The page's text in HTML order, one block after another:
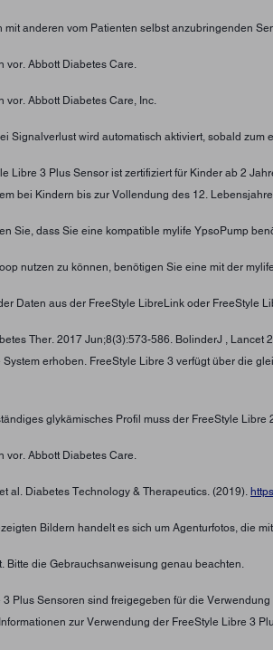
mit anderen vom Patienten selbst anzubringenden
vor. Abbott Diabetes Care.
vor. Abbott Diabetes Care, Inc.
Signalverlust wird automatisch aktiviert, sobald
Libre 3 Plus Sensor ist zertifiziert für Kinder ab 2
bei Kindern bis zur Vollendung des 12.
Sie, dass Sie eine kompatible mylife YpsoPump
nutzen zu können, benötigen Sie eine mit der
Daten aus der FreeStyle LibreLink oder FreeStyle
Ther. 2017 Jun;8(3):573-586. BolinderJ ,
System erhoben. FreeStyle Libre 3 verfügt über die
glykämisches Profil muss der FreeStyle
vor. Abbott Diabetes Care.
al. Diabetes Technology & Therapeutics. (2019).
Bildern handelt es sich um Agenturfotos, die
Bitte die Gebrauchsanweisung genau beachten.
3 Plus Sensoren sind freigegeben für die
zur Verwendung der FreeStyle Libre 3